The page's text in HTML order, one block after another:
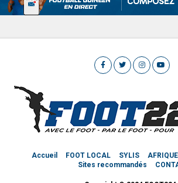
Accueil FOOT LOCAL SYLIS AFRIQUE
Sites recommandés